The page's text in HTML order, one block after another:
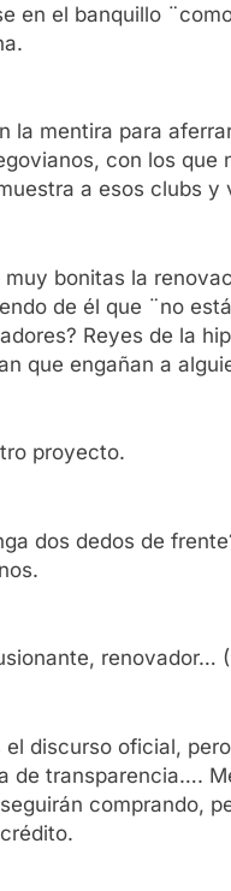
en el banquillo
la mentira para
con los que
a esos clubs
bonitas la
de él que ¨no
Reyes de la
que engañan a
proyecto.
dos dedos de
renovador…
discurso oficial,
de transparencia….
comprando,